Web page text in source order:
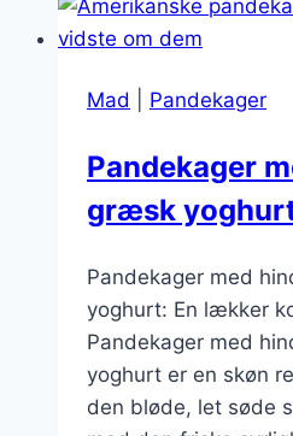
og
sirup
Mad Pandekager
Pandekager
græsk
Pandekager med
yoghurt: En lækker
Pandekager med
yoghurt er en skøn
den bløde, let søde